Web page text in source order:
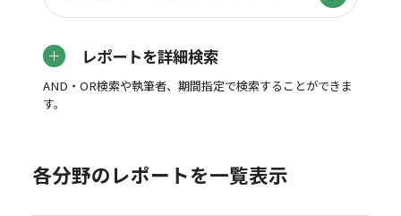
レポートを詳細検索
AND・OR検索や執筆者、期間指定で検索することができま
す。
各分野のレポートを一覧表示